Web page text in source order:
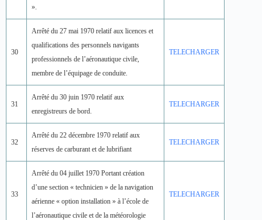
».
30
Arrêté du 27 mai 1970 relatif aux licences et
qualifications des personnels navigants
professionnels de l’aéronautique civile,
membre de l’équipage de conduite.
TELECHARGER
31
Arrêté du 30 juin 1970 relatif aux
enregistreurs de bord.
TELECHARGER
32
Arrêté du 22 décembre 1970 relatif aux
réserves de carburant et de lubrifiant
TELECHARGER
33
Arrêté du 04 juillet 1970 Portant création
d’une section « technicien » de la navigation
aérienne « option installation » à l’école de
l’aéronautique civile et de la météorologie
TELECHARGER